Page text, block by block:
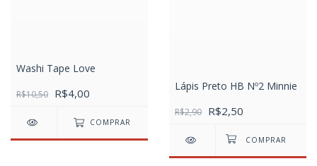
Washi Tape Love
R$10,50 R$4,00
COMPRAR
Lápis Preto HB Nº2 Minnie
R$2,90 R$2,50